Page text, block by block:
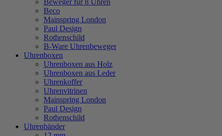
Beweger für 8 Uhren
Beco
Mainspring London
Paul Design
Rothenschild
B-Ware Uhrenbeweger
Uhrenboxen
Uhrenboxen aus Holz
Uhrenboxen aus Leder
Uhrenkoffer
Uhrenvitrinen
Mainspring London
Paul Design
Rothenschild
Uhrenbänder